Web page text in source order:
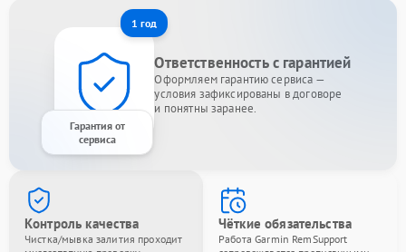
1 год
Гарантия от
сервиса
Ответственность с гарантией
Оформляем гарантию сервиса —
условия зафиксированы в договоре
и понятны заранее.
Контроль качества
Чистка/мывка залития проходит
Чёткие обязательства
Работа Garmin RemSupport